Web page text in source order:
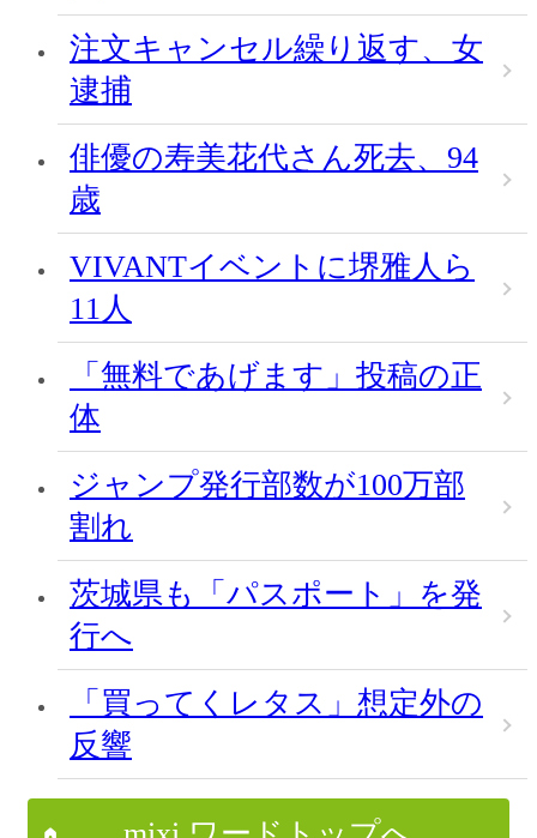
注文キャンセル繰り返す、女
逮捕
俳優の寿美花代さん死去、94
歳
VIVANTイベントに堺雅人ら
11人
「無料であげます」投稿の正
体
ジャンプ発行部数が100万部
割れ
茨城県も「パスポート」を発
行へ
「買ってくレタス」想定外の
反響